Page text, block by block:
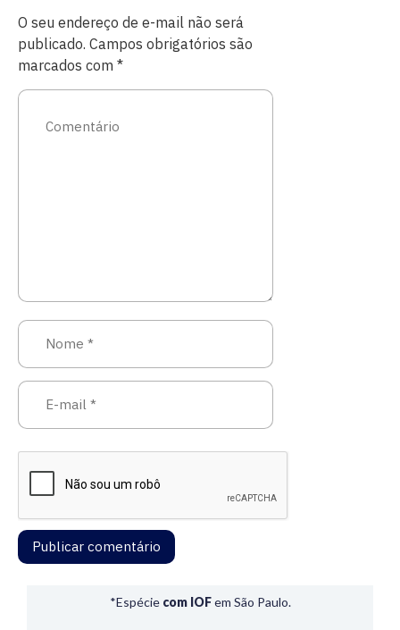
O seu endereço de e-mail não será
publicado. Campos obrigatórios são
marcados com *